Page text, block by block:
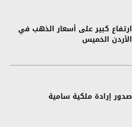
ارتفاع كبير على أسعار الذهب في
الأردن الخميس
صدور إرادة ملكية سامية